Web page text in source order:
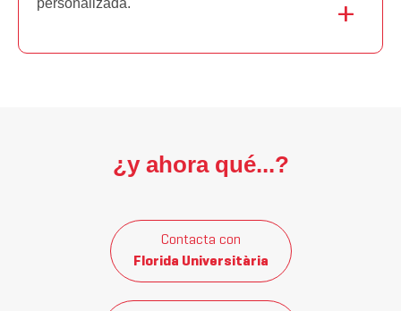
personalizada.
¿y ahora qué...?
Contacta con
Florida Universitària